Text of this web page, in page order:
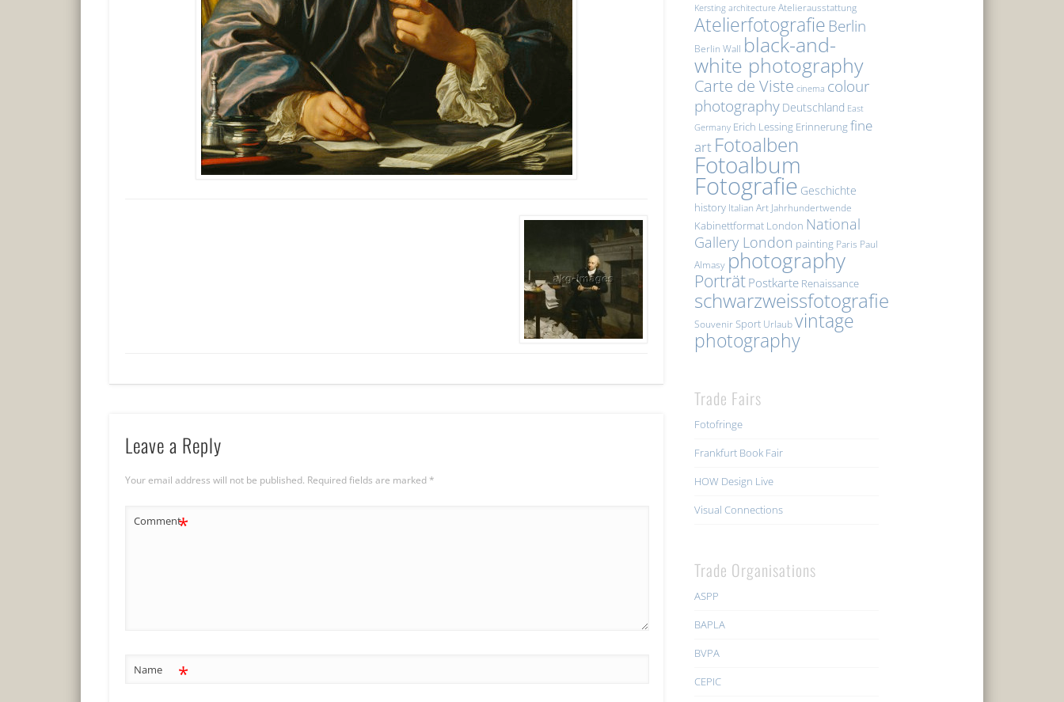
Leave a Reply
Your email address will not be published. Required fields are marked *
Comment*
Name *
Kersting architecture Atelierausstattung
Atelierfotografie Berlin
Berlin Wall black-and-
white photography
Carte de Viste cinema colour
photography Deutschland East
Germany Erich Lessing Erinnerungfine
art Fotoalben
Fotoalbum
Fotografie Geschichte
history Italian Art Jahrhundertwende
Kabinettformat London National
Gallery London painting Paris Paul
Almasy photography
Porträt Postkarte Renaissance
schwarzweissfotografie
SouvenirSport Urlaubvintage
photography
Trade Fairs
Fotofringe
Frankfurt Book Fair
HOW Design Live
Visual Connections
Trade Organisations
ASPP
BAPLA
BVPA
CEPIC